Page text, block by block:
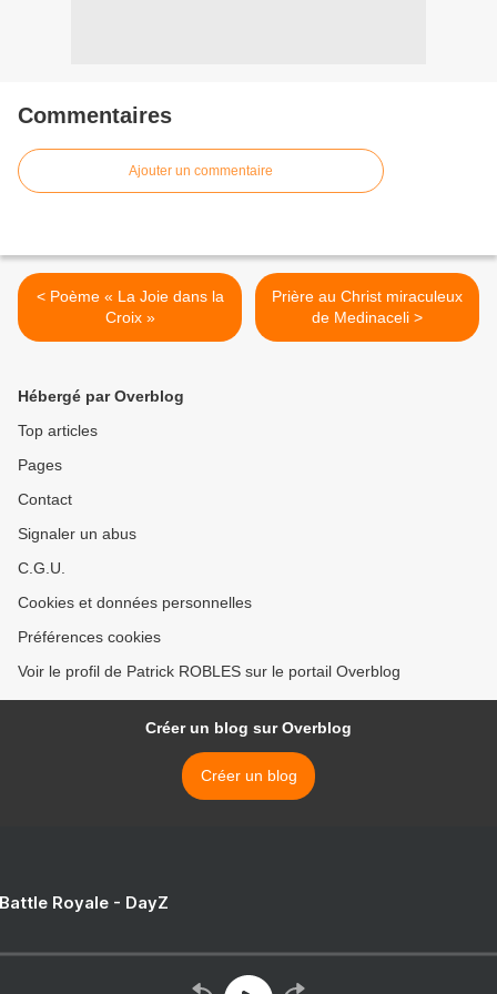
Commentaires
Ajouter un commentaire
< Poème « La Joie dans la
Croix »
Prière au Christ miraculeux
de Medinaceli >
Hébergé par Overblog
Top articles
Pages
Contact
Signaler un abus
C.G.U.
Cookies et données personnelles
Préférences cookies
Voir le profil de Patrick ROBLES sur le portail Overblog
Créer un blog sur Overblog
Créer un blog
Royale - DayZ